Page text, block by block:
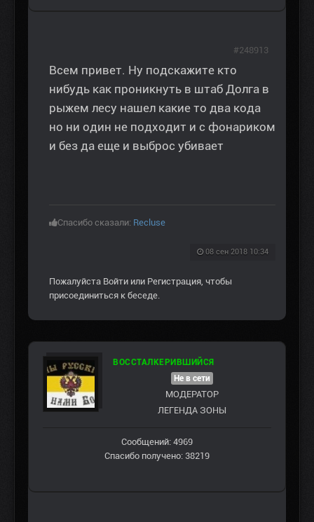
Всем привет. Ну подскажите кто
нибудь как проникнуть в штаб Долга в
рыжем лесу нашел какие то два кода
но ни один не подходит и с фонариком
и без да еще и выброс убивает
Спасибо сказали: Recluse
08 сен 2018 10:34
#248913
Пожалуйста Войти или Регистрация, чтобы
присоединиться к беседе.
ВОССТАЛКЕРИВШИЙСЯ
Не в сети
МОДЕРАТОР
ЛЕГЕНДА ЗОНЫ
Сообщений: 4969
Спасибо получено: 38219